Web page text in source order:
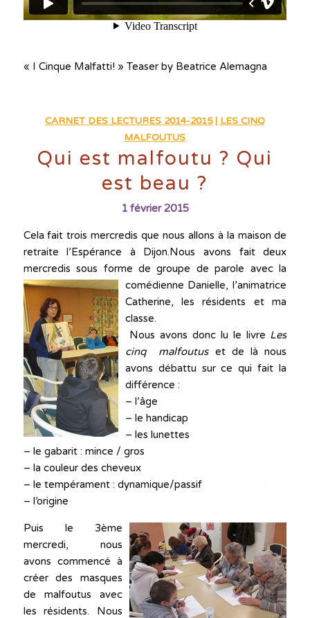
« I Cinque Malfatti! » Teaser by Beatrice Alemagna
CARNET DES LECTURES 2014-2015| LES CINQ
MALFOUTUS
Qui est malfoutu ? Qui
est beau ?
1 février 2015
Cela fait trois mercredis que nous allons à la maison de
retraite l’Espérance à Dijon.Nous avons fait deux
mercredis sous forme de groupe deparole avec la
comédienne Danielle, l’animatrice
Catherine, les résidents et ma
classe.
Nous avons donc lu le livre Les
cinq
malfoutuset de là nous
avons débattu sur ce qui fait la
différence :
– l’âge
– le handicap
– les lunettes
– le gabarit : mince / gros
– la couleur des cheveux
– le tempérament : dynamique/passif
– l’origine
Puis le 3ème
mercredi, nous
avons commencé à
créer des masques
de malfoutus avec
les résidents. Nous